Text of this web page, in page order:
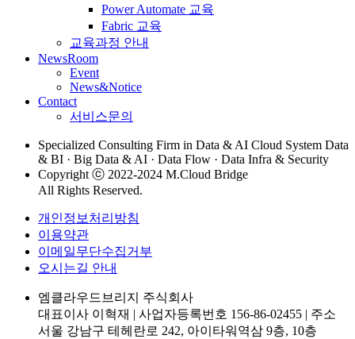
Power Automate 교육
Fabric 교육
교육과정 안내
NewsRoom
Event
News&Notice
Contact
서비스문의
Specialized Consulting Firm in Data & AI Cloud System Data
& BI · Big Data & AI · Data Flow · Data Infra & Security
Copyright ⓒ 2022-2024 M.Cloud Bridge
All Rights Reserved.
개인정보처리방침
이용약관
이메일무단수집거부
오시는길 안내
엠클라우드브리지 주식회사
대표이사 이혁재 | 사업자등록번호 156-86-02455 | 주소
서울 강남구 테헤란로 242, 아이타워역삼 9층, 10층